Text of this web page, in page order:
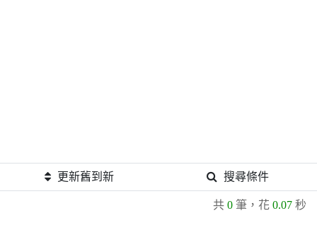
更新舊到新 搜尋條件
共 0 筆，花 0.07 秒